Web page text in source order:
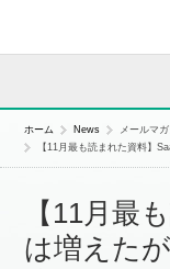
ホーム News
メールマ
【11月最も読まれた資料】
【11月最
は増えた